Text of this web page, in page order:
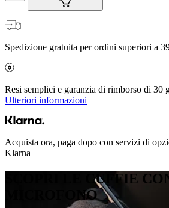
Spedizione gratuita per ordini superiori a
Resi semplici e garanzia di rimborso di 30
Ulteriori informazioni
Acquista ora, paga dopo con servizi di
Klarna
SCOPRI LE CUFFIE
MICROFONO